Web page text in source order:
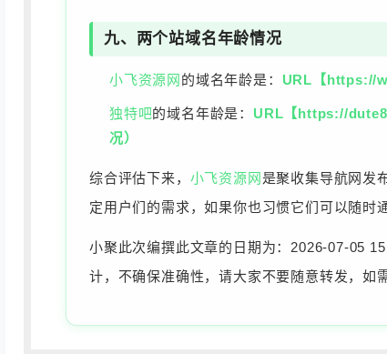
九、两个站域名年龄情况
小飞资源网 的域名年龄是： URL【https://
独特吧的域名年龄是： URL【https://
况）
综合评估下来， 小飞资源网是聚收集导航网发
定用户们的需求，如果你也习惯它们可以随时
小聚此次编撰此文章的日期为：2026-07-05
计，不确保准确性，请大家不要随意转发，如